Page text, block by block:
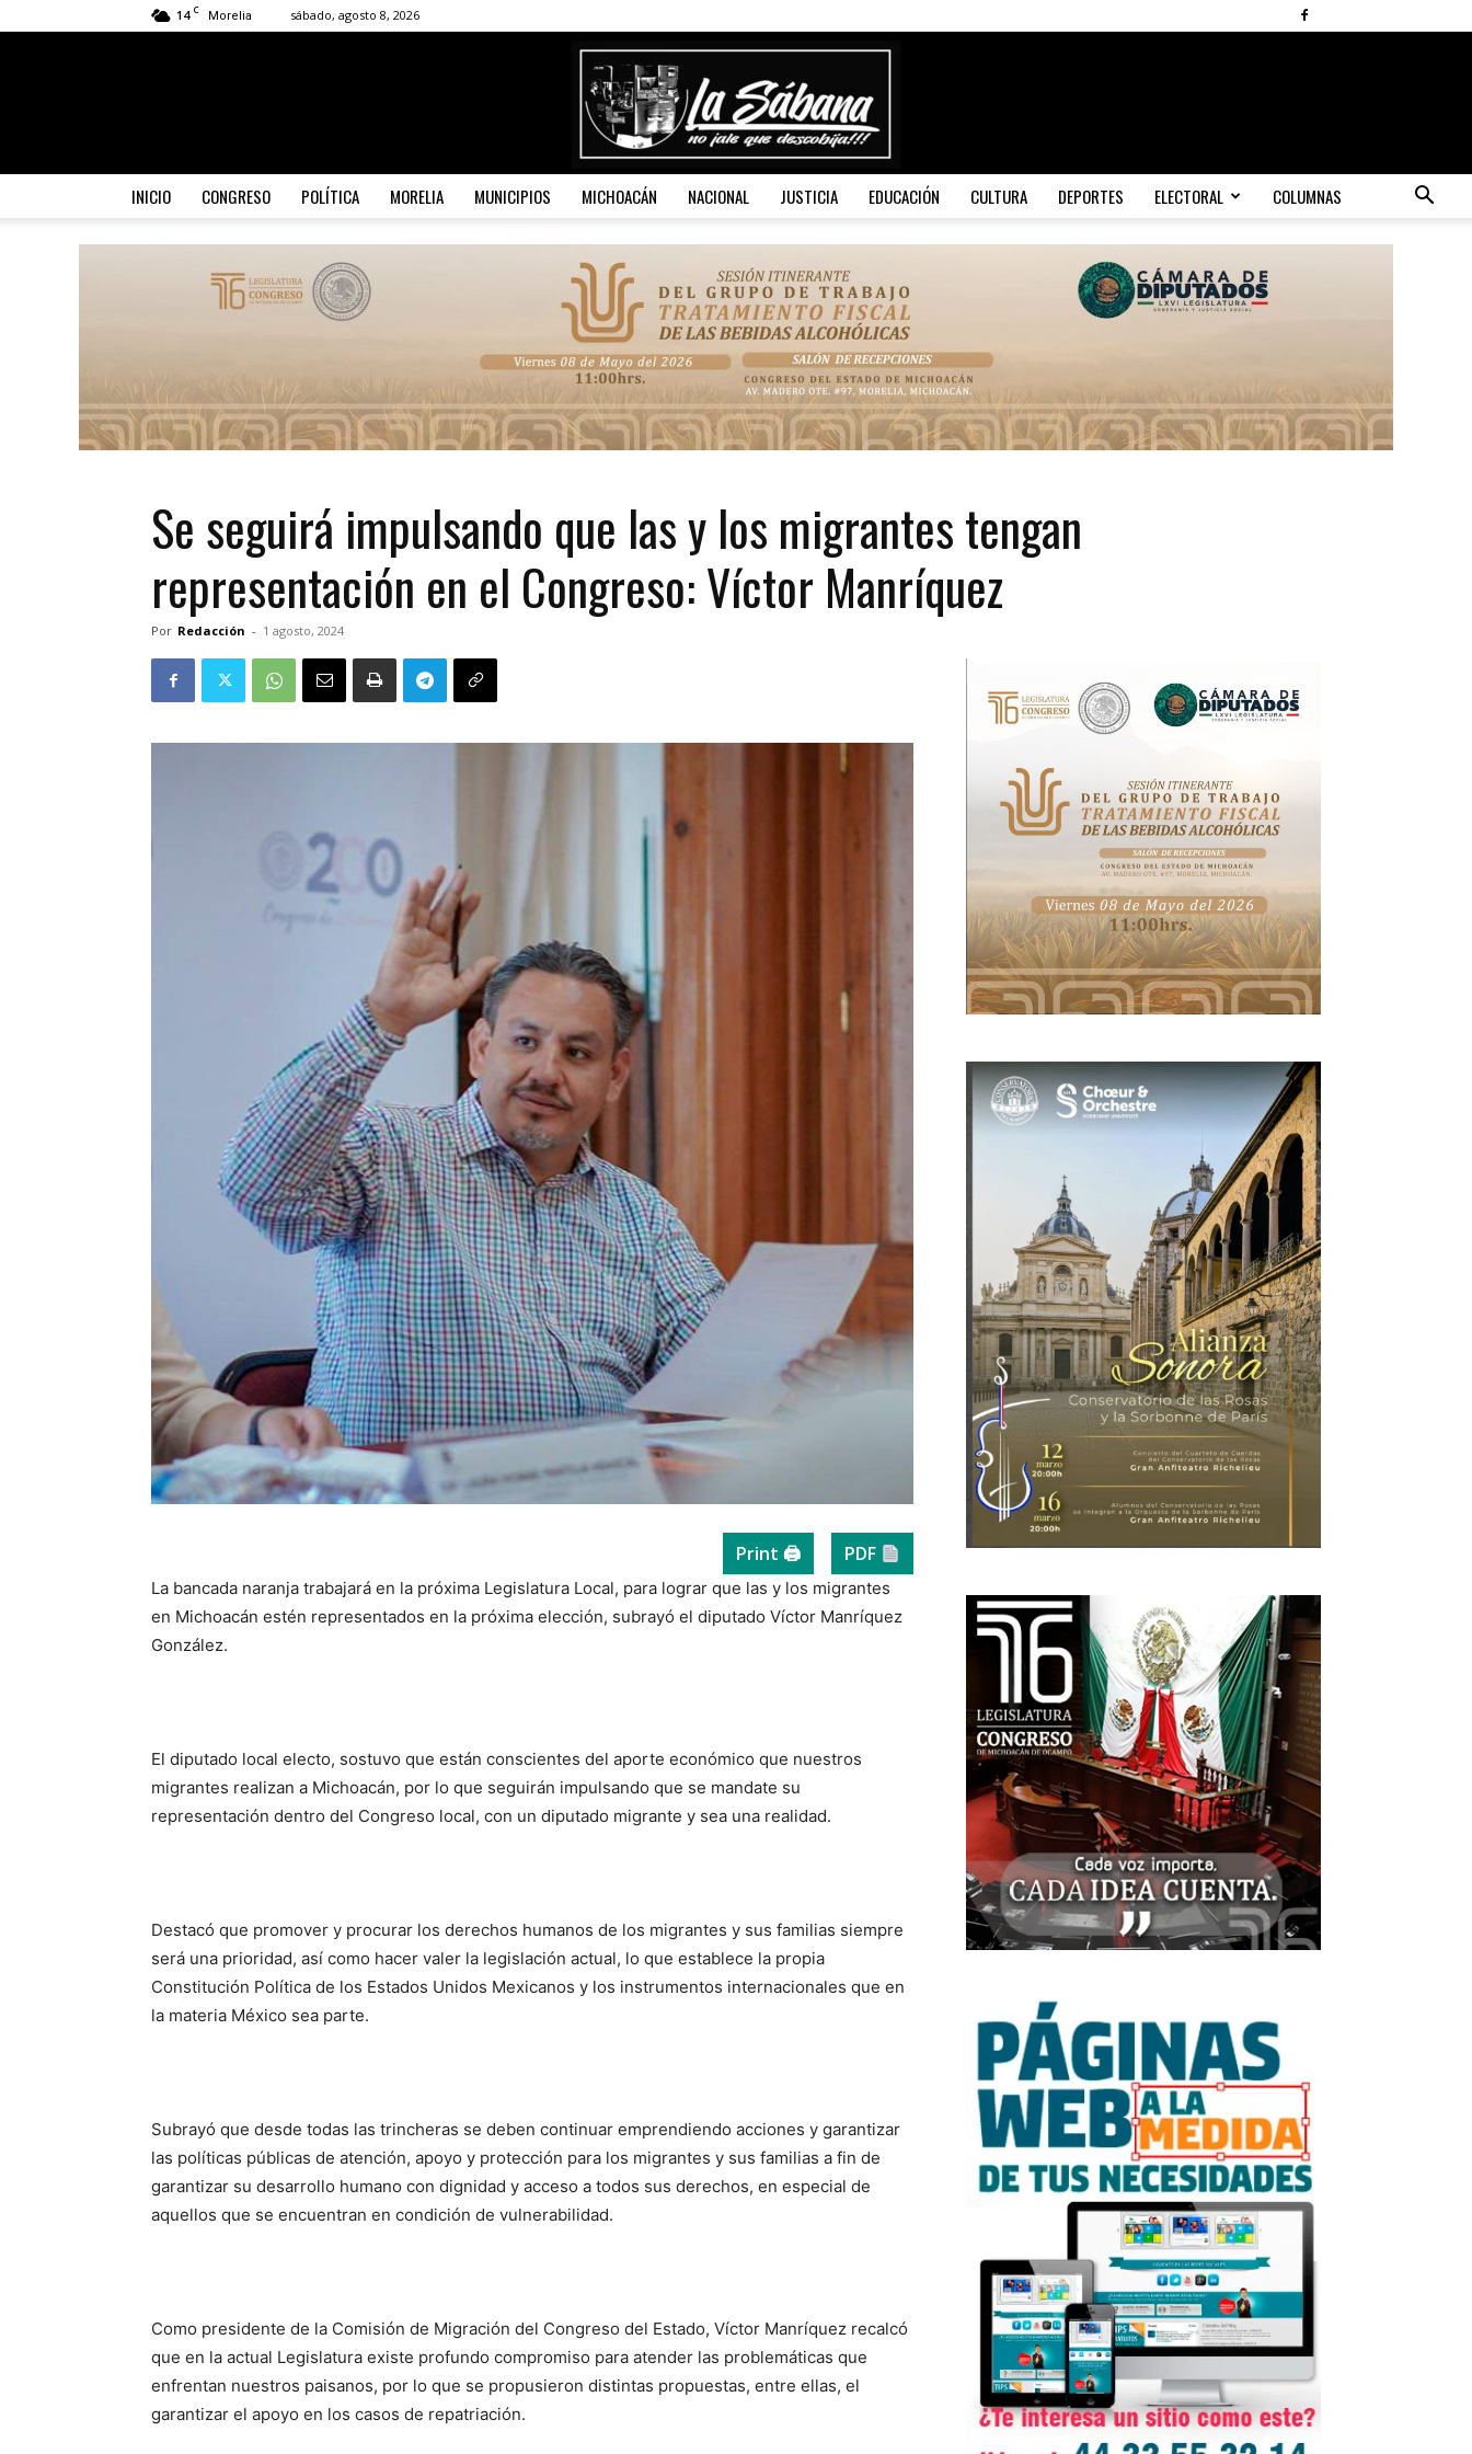
14 C Morelia sábado, agosto 8, 2026
Sábana
INICIO CONGRESO POLÍTICA MORELIA MUNICIPIOS MICHOACÁN NACIONAL JUSTICIA EDUCACIÓN CULTURA DEPORTES ELECTORAL COLUMNAS
Se seguirá impulsando que las y los migrantes tengan
representación en el Congreso: Víctor Manríquez
Por Redacción - 1 agosto, 2024
Print 🖨 PDF
La bancada naranja trabajará en la próxima Legislatura Local, para lograr que las y los migrantes
en Michoacán estén representados en la próxima elección, subrayó el diputado Víctor Manríquez
González.
El diputado local electo, sostuvo que están conscientes del aporte económico que nuestros
migrantes realizan a Michoacán, por lo que seguirán impulsando que se mandate su
representación dentro del Congreso local, con un diputado migrante y sea una realidad.
Destacó que promover y procurar los derechos humanos de los migrantes y sus familias siempre
será una prioridad, así como hacer valer la legislación actual, lo que establece la propia
Constitución Política de los Estados Unidos Mexicanos y los instrumentos internacionales que en
la materia México sea parte.
Subrayó que desde todas las trincheras se deben continuar emprendiendo acciones y garantizar
las políticas públicas de atención, apoyo y protección para los migrantes y sus familias a fin de
garantizar su desarrollo humano con dignidad y acceso a todos sus derechos, en especial de
aquellos que se encuentran en condición de vulnerabilidad.
Como presidente de la Comisión de Migración del Congreso del Estado, Víctor Manríquez recalcó
que en la actual Legislatura existe profundo compromiso para atender las problemáticas que
enfrentan nuestros paisanos, por lo que se propusieron distintas propuestas, entre ellas, el
garantizar el apoyo en los casos de repatriación.